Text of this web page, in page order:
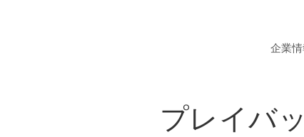
企業
プレイバ